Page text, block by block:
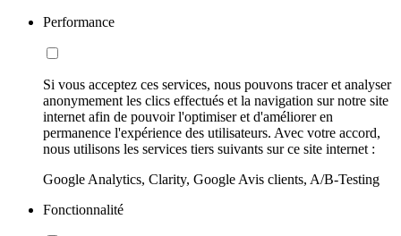
Performance
Si vous acceptez ces services, nous pouvons tracer et analyser
anonymement les clics effectués et la navigation sur notre site
internet afin de pouvoir l'optimiser et d'améliorer en
permanence l'expérience des utilisateurs. Avec votre accord,
nous utilisons les services tiers suivants sur ce site internet :
Google Analytics, Clarity, Google Avis clients, A/B-Testing
Fonctionnalité